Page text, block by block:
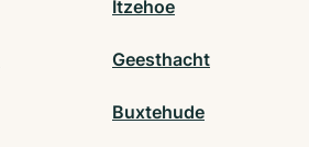
Itzehoe
Geesthacht
Buxtehude